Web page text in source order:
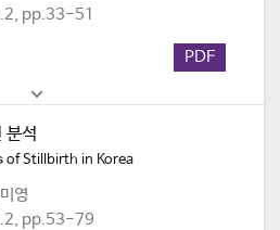
pp.33-51
PDF
분석
of Stillbirth in Korea
영
pp.53-79